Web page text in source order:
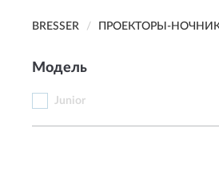
BRESSER ПРОЕКТОРЫ-
Модель
Junior